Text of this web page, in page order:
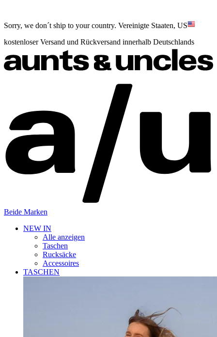
Sorry, we don´t ship to your country. Vereinigte Staaten, US
kostenloser Versand und Rückversand innerhalb Deutschlands
Beide Marken
NEW IN
Alle anzeigen
Taschen
Rucksäcke
Accessoires
TASCHEN